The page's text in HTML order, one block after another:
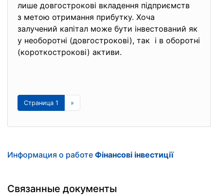
лише довгострокові вкладення підприємств
з метою отримання прибутку. Хоча
залучений капітал може бути інвестований як
у необоротні (довгострокові), так і в оборотні
(короткострокові) активи.
Страница 1 »
Информация о работе Фінансові інвестиції
Связанные документы